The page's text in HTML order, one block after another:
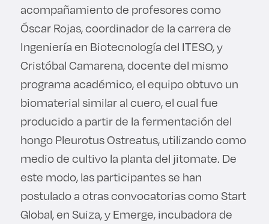
acompañamiento de profesores como
Óscar Rojas, coordinador de la carrera de
Ingeniería en Biotecnología del ITESO, y
Cristóbal Camarena, docente del mismo
programa académico, el equipo obtuvo un
biomaterial similar al cuero, el cual fue
producido a partir de la fermentación del
hongo Pleurotus Ostreatus, utilizando como
medio de cultivo la planta del jitomate. De
este modo, las participantes se han
postulado a otras convocatorias como Start
Global, en Suiza, y Emerge, incubadora de